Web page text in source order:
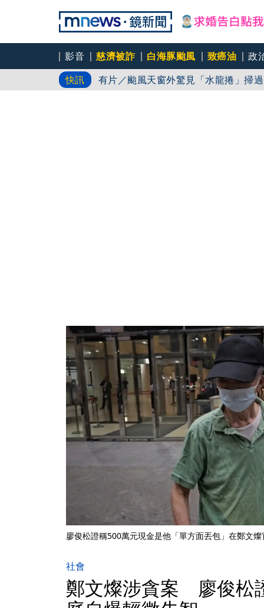
影音 慈濟被詐 白海豚颱風 致癌油
政
快訊
GUCCI七夕
有片／颱風天窗外驚見「水龍捲」掃
女公關欠50萬 3惡煞闖包廂性侵逼吞
廖俊松證稱500萬元現金是他「單方面丟包」在鄭文
社會
鄭文燦涉貪案 廖俊松